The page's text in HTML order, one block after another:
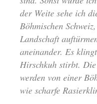
der Weite sehe ich
Böhmischen
Landschaft
aneinander. Es
Hirschkuh stirbt.
werden von einer
wie scharfe